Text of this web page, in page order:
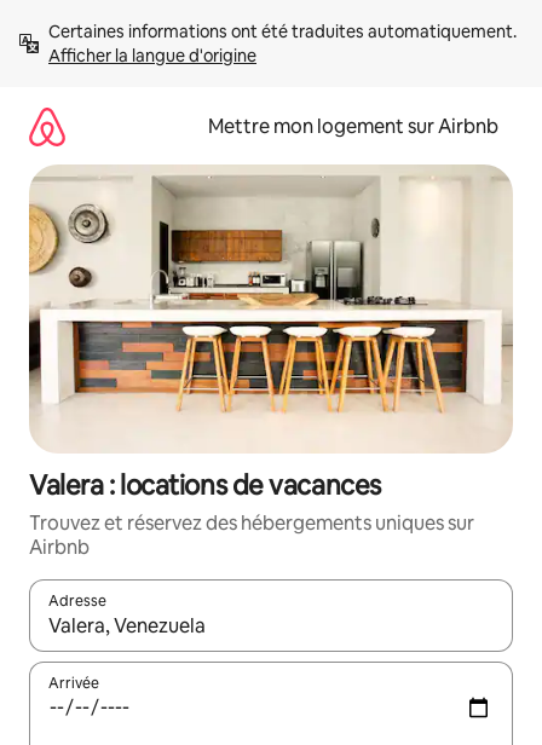
directement
Afficher la langue d'origine
Mettre mon logement sur Airbnb
Valera : locations de vacances
Trouvez et réservez des hébergements uniques sur
Airbnb
Adresse
Lorsque les résultats s'affichent, utilisez les flèches vers le
Arrivée